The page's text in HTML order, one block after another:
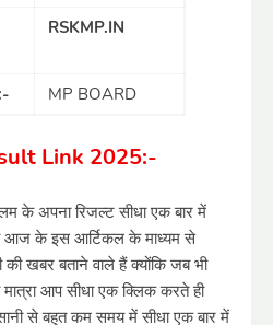
RSKMP.IN
MP BOARD
Link 2025:-
के अपना रिजल्ट सीधा एक बार में
आज के इस आर्टिकल के माध्यम से
की खबर बताने वाले हैं क्योंकि जब भी
मात्रा आप सीधा एक क्लिक करते ही
से बहुत कम समय में सीधा एक बार में